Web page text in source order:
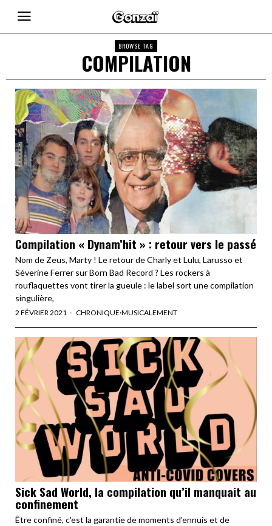
BROWSE TAG
COMPILATION
Compilation « Dynam’hit » : retour vers le passé
Nom de Zeus, Marty ! Le retour de Charly et Lulu, Larusso et
Séverine Ferrer sur Born Bad Record ? Les rockers à
rouflaquettes vont tirer la gueule : le label sort une compilation
singulière,
2 FÉVRIER 2021 CHRONIQUE·MUSICALEMENT
Sick Sad World, la compilation qu’il manquait au
confinement
Être confiné, c'est la garantie de moments d'ennuis et de